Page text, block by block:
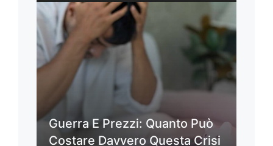
Guerra E Prezzi: Quanto Può
Costare Davvero Questa Crisi